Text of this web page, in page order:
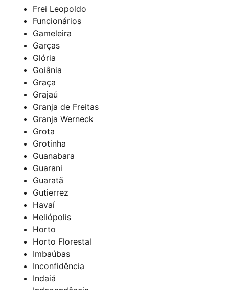
Frei Leopoldo
Funcionários
Gameleira
Garças
Glória
Goiânia
Graça
Grajaú
Granja de Freitas
Granja Werneck
Grota
Grotinha
Guanabara
Guarani
Guaratã
Gutierrez
Havaí
Heliópolis
Horto
Horto Florestal
Imbaúbas
Inconfidência
Indaiá